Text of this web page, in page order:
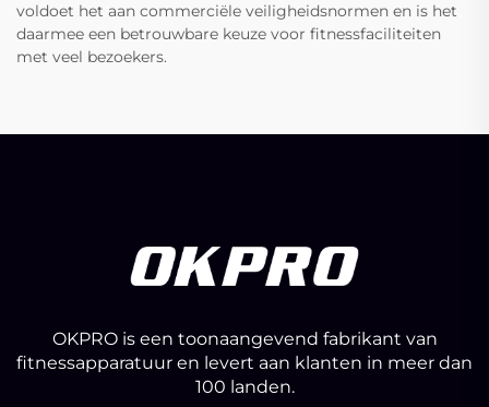
voldoet het aan commerciële veiligheidsnormen en is het
daarmee een betrouwbare keuze voor fitnessfaciliteiten
met veel bezoekers.
OKPRO is een toonaangevend fabrikant van
fitnessapparatuur en levert aan klanten in meer dan
100 landen.